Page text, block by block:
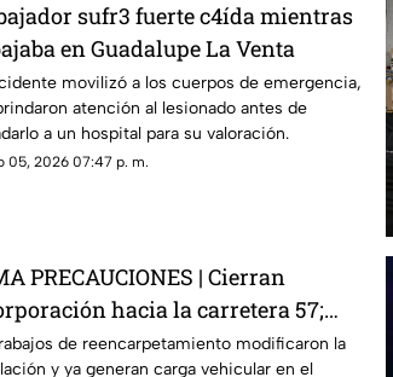
sufr3 fuerte c4ída mientras
en Guadalupe La Venta
movilizó a los cuerpos de emergencia,
atención al lesionado antes de
a un hospital para su valoración.
05, 2026 07:47 p. m.
PRECAUCIONES | Cierran
hacia la carretera 57;
es la zona afectada
de reencarpetamiento modificaron la
y ya generan carga vehicular en el